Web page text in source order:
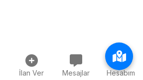
İlan Ver Mesajlar Hesabım